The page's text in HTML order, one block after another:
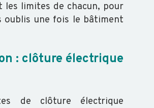
les limites de chacun, pour
oublis une fois le bâtiment
: clôture électrique
de clôture électrique